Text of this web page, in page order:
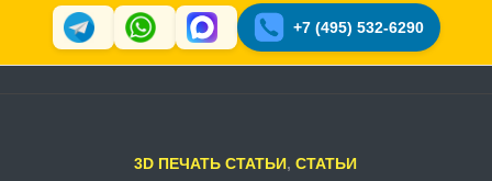
+7 (495) 532-6290
3D ПЕЧАТЬ СТАТЬИ,СТАТЬИ